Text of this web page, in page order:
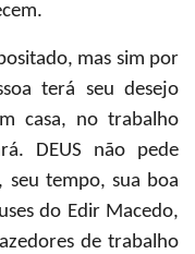
mas sim por
terá seu desejo
casa, no trabalho
DEUS não pede
seu tempo, sua boa
do Edir Macedo,
de trabalho